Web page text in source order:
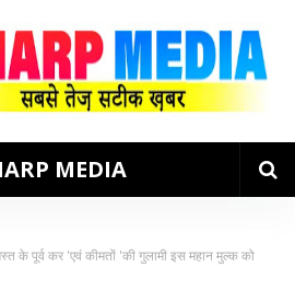
MEDIA
के पूर्व कर 'एवं कीमतों 'की गुलामी इस महान मुल्क को